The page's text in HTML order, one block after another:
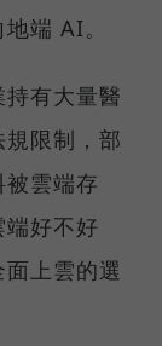
端 AI。
有大量醫
限制，部
雲端存
好不好
上雲的選